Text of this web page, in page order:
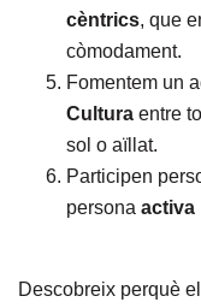
cèntrics, que
còmodament.
Fomentem un
Cultura entre
sol o aïllat.
Participen
persona activa
Descobreix perquè